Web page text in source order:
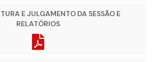
E JULGAMENTO DA SESSÃO E
RELATÓRIOS